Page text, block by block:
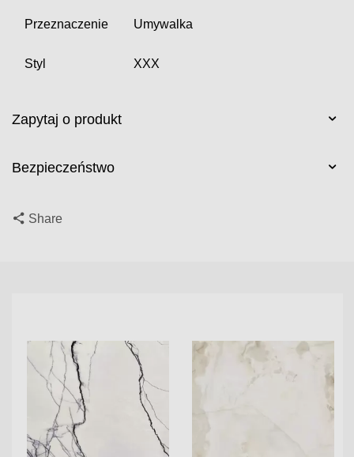
Przeznaczenie Umywalka
Styl XXX
Zapytaj o produkt
Bezpieczeństwo
Share